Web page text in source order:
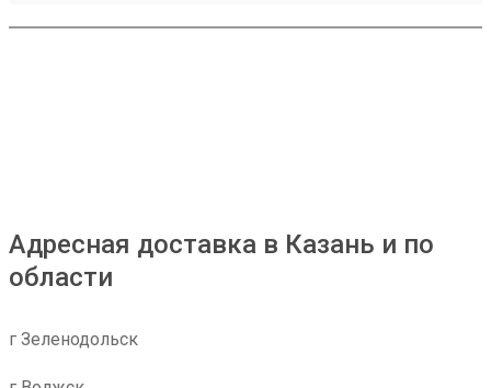
Адресная доставка в Казань и по
области
г Зеленодольск